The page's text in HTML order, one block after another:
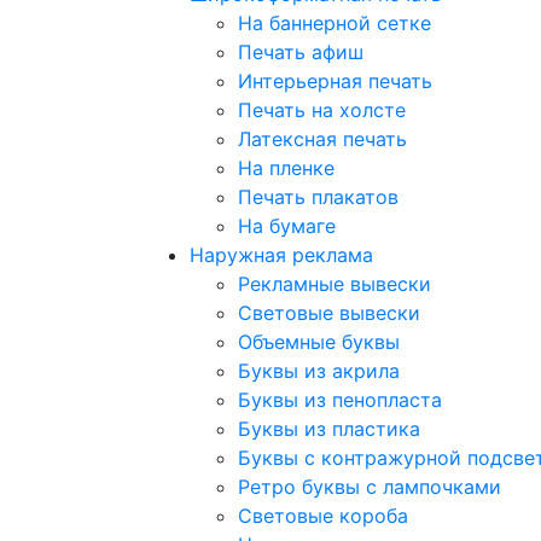
На баннерной сетке
Печать афиш
Интерьерная печать
Печать на холсте
Латексная печать
На пленке
Печать плакатов
На бумаге
Наружная реклама
Рекламные вывески
Световые вывески
Объемные буквы
Буквы из акрила
Буквы из пенопласта
Буквы из пластика
Буквы с контражурной
Ретро буквы с лампочками
Световые короба